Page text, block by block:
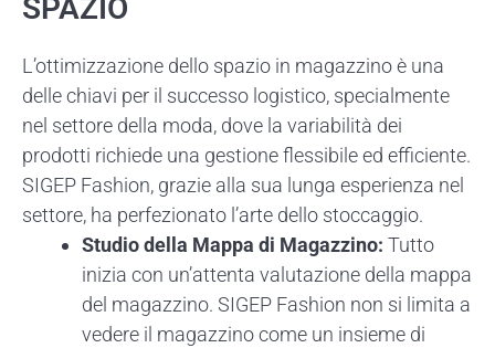
SPAZIO
L’ottimizzazione dello spazio in magazzino è una
delle chiavi per il successo logistico, specialmente
nel settore della moda, dove la variabilità dei
prodotti richiede una gestione flessibile ed efficiente.
SIGEP Fashion, grazie alla sua lunga esperienza nel
settore, ha perfezionato l’arte dello stoccaggio.
Studio della Mappa di Magazzino: Tutto
inizia con un’attenta valutazione della mappa
del magazzino. SIGEP Fashion non si limita a
vedere il magazzino come un insieme di